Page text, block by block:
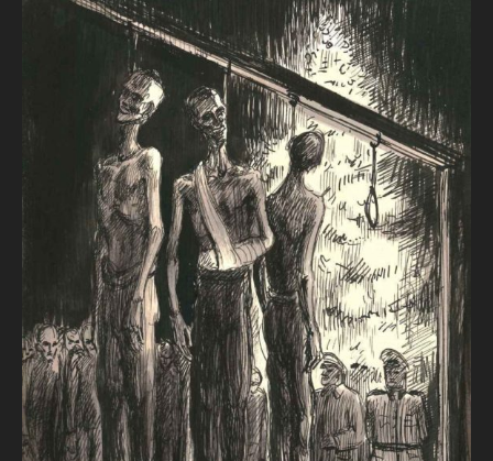
Les troupes SS sont responsables de la
surveillance des prisonniers.
Environ 90 membres de la SS travaillent à
l’état-major de la Kommandantur du camp
de concentration de Flossenbürg. Les équipes
de sentinelles atteignent jusqu’au printemps
1940 un effectif d’environ 300 hommes.
Celui-ci augmentera avec l’extension des
camps extérieurs jusqu’à environ 2 500
hommes et 500 femmes en 1945. Après le
début de la guerre, de nombreux jeunes SS
sont mutés au front. Dès lors, pour les
remplacer dans les camps de concentration,